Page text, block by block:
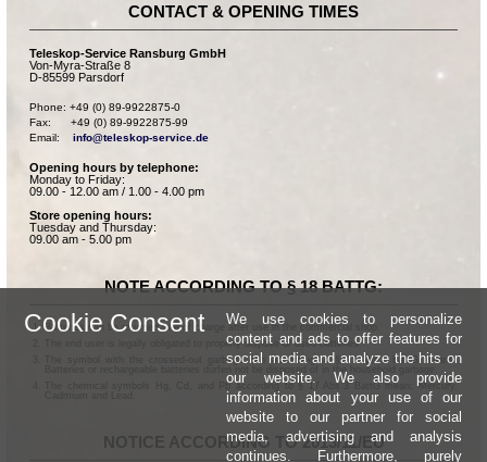
CONTACT & OPENING TIMES
Teleskop-Service Ransburg GmbH
Von-Myra-Straße 8
D-85599 Parsdorf
Phone: +49 (0) 89-9922875-0
Fax:      +49 (0) 89-9922875-99
Email: info@teleskop-service.de
Opening hours by telephone:
Monday to Friday:
09.00 - 12.00 am / 1.00 - 4.00 pm
Store opening hours:
Tuesday and Thursday:
09.00 am - 5.00 pm
NOTE ACCORDING TO § 18 BATTG:
Batteries can be returned free of charge after use in the commercial shop.
The end user is legally obligated to properly dispose of used batteries.
The symbol with the crossed-out garbage can according to § 17 Abs.1 BattG means:
Batteries or rechargeable batteries dürfen not be disposed of in the household garbage.
The chemical symbols Hg, Cd, and Pb according to § 17 Abs.3 BattG mean: Mercury,
NOTICE ACCORDING TO 2013/11/EU
Cookie Consent
We use cookies to personalize
content and ads to offer features for
social media and analyze the hits on
our website. We also provide
information about your use of our
website to our partner for social
media, advertising and analysis
continues. Furthermore, purely